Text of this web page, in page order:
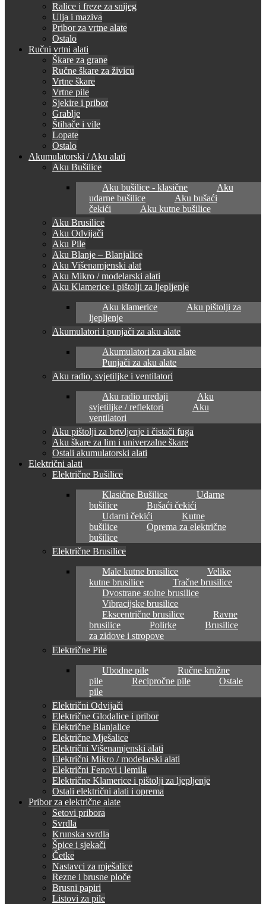
Ralice i freze za snijeg
Ulja i maziva
Pribor za vrtne alate
Ostalo
Ručni vrtni alati
Škare za grane
Ručne škare za živicu
Vrtne škare
Vrtne pile
Sjekire i pribor
Grablje
Štihače i vile
Lopate
Ostalo
Akumulatorski / Aku alati
Aku Bušilice
Aku bušilice - klasične
Aku
udarne bušilice
Aku bušaći
čekići
Aku kutne bušilice
Aku Brusilice
Aku Odvijači
Aku Pile
Aku Blanje – Blanjalice
Aku Višenamjenski alat
Aku Mikro / modelarski alati
Aku Klamerice i pištolji za ljepljenje
Aku klamerice
Aku pištolji za
ljepljenje
Akumulatori i punjači za aku alate
Akumulatori za aku alate
Punjači za aku alate
Aku radio, svjetiljke i ventilatori
Aku radio uređaji
Aku
svjetiljke / reflektori
Aku
ventilatori
Aku pištolji za brtvljenje i čistači fuga
Aku škare za lim i univerzalne škare
Ostali akumulatorski alati
Električni alati
Električne Bušilice
Klasične Bušilice
Udarne
bušilice
Bušaći čekići
Udarni čekići
Kutne
bušilice
Oprema za električne
bušilice
Električne Brusilice
Male kutne brusilice
Velike
kutne brusilice
Tračne brusilice
Dvostrane stolne brusilice
Vibracijske brusilice
Ekscentrične brusilice
Ravne
brusilice
Polirke
Brusilice
za zidove i stropove
Električne Pile
Ubodne pile
Ručne kružne
pile
Recipročne pile
Ostale
pile
Električni Odvijači
Električne Glodalice i pribor
Električne Blanjalice
Električne Mješalice
Električni Višenamjenski alati
Električni Mikro / modelarski alati
Električni Fenovi i lemila
Električne Klamerice i pištolji za ljepljenje
Ostali električni alati i oprema
Pribor za električne alate
Setovi pribora
Svrdla
Krunska svrdla
Špice i sjekači
Četke
Nastavci za mješalice
Rezne i brusne ploče
Brusni papiri
Listovi za pile